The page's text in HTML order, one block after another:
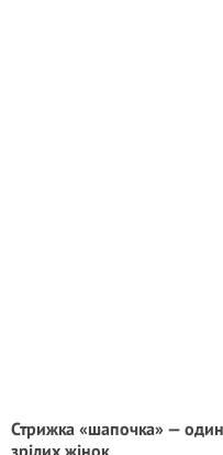
Стрижка «шапочка» — один
зрілих жінок